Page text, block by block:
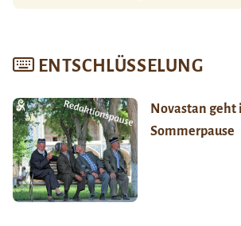
ENTSCHLÜSSELUNG
Novastan geht
Sommerpause